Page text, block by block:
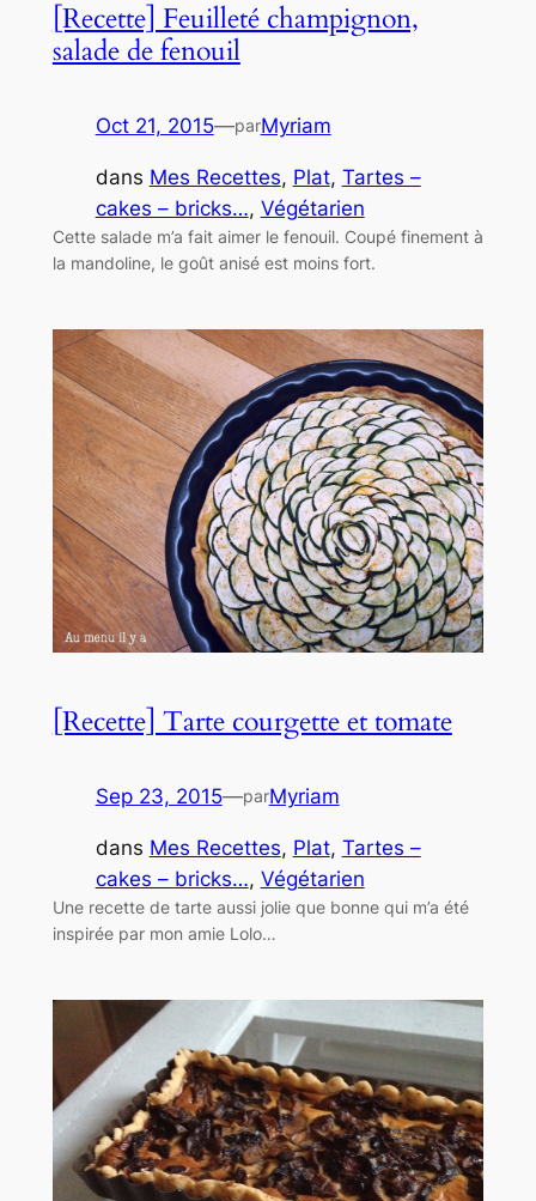
[Recette] Feuilleté champignon,
salade de fenouil
Oct 21, 2015—parMyriam
dans Mes Recettes, Plat, Tartes –
cakes – bricks…, Végétarien
Cette salade m’a fait aimer le fenouil. Coupé finement à
la mandoline, le goût anisé est moins fort.
[Recette] Tarte courgette et tomate
Sep 23, 2015—parMyriam
dans Mes Recettes, Plat, Tartes –
cakes – bricks…, Végétarien
Une recette de tarte aussi jolie que bonne qui m’a été
inspirée par mon amie Lolo…